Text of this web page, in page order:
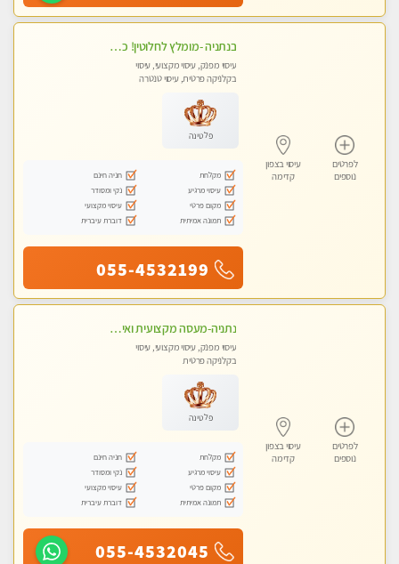
לפרטים
נוספים
עיסוי בצפון
קדימה
בנתניה -מומלץ לחלוטין! כל סוגי העיסויים מעסה מקצועית ואיכותית פרטי!!!
עיסוי מפנק, עיסוי מקצועי, עיסוי
בקלניקה פרטית, עיסוי טנטרה
פלטינה
מקלחת
חניה חינם
עיסוי מרגיע
נקי ומסודר
מקום פרטי
עיסוי מקצועי
תמונה אמיתית
דוברת עיברית
055-4532199
לפרטים
נוספים
עיסוי בצפון
קדימה
נתניה-מעסה מקצועית ואיכותית .לעיסוי מושלם ביותר תתקשר.......
עיסוי מפנק, עיסוי מקצועי, עיסוי
בקלניקה פרטית
פלטינה
מקלחת
חניה חינם
עיסוי מרגיע
נקי ומסודר
מקום פרטי
עיסוי מקצועי
תמונה אמיתית
דוברת עיברית
055-4532045